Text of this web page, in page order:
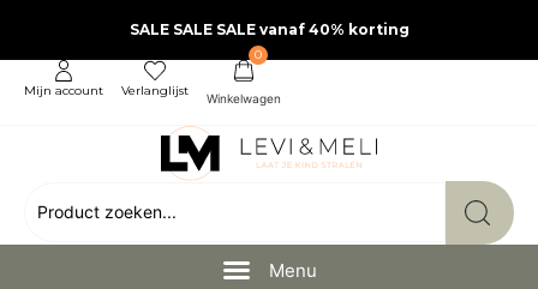
SALE SALE SALE vanaf 40% korting
Mijn account Verlanglijst
0